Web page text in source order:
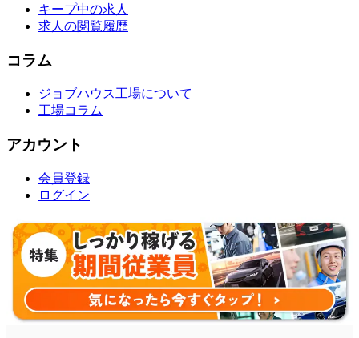
キープ中の求人
求人の閲覧履歴
コラム
ジョブハウス工場について
工場コラム
アカウント
会員登録
ログイン